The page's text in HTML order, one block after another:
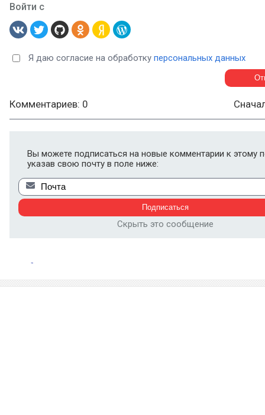
Войти с
Я даю согласие на обработку персональных данных
Комментариев: 0
Вы можете подписаться на новые комментарии к этому
указав свою почту в поле ниже:
Скрыть это сообщение